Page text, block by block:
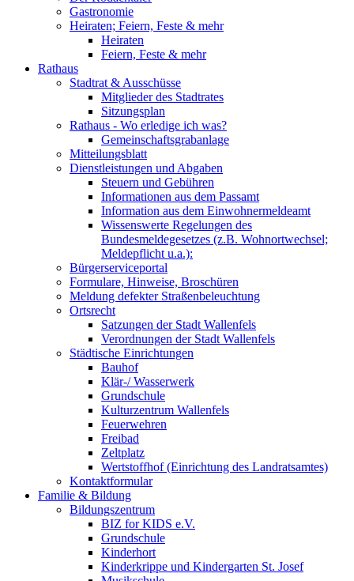
Gastronomie
Heiraten; Feiern, Feste & mehr
Heiraten
Feiern, Feste & mehr
Rathaus
Stadtrat & Ausschüsse
Mitglieder des Stadtrates
Sitzungsplan
Rathaus - Wo erledige ich was?
Gemeinschaftsgrabanlage
Mitteilungsblatt
Dienstleistungen und Abgaben
Steuern und Gebühren
Informationen aus dem Passamt
Information aus dem Einwohnermeldeamt
Wissenswerte Regelungen des
Bundesmeldegesetzes (z.B. Wohnortwechsel;
Meldepflicht u.a.):
Bürgerserviceportal
Formulare, Hinweise, Broschüren
Meldung defekter Straßenbeleuchtung
Ortsrecht
Satzungen der Stadt Wallenfels
Verordnungen der Stadt Wallenfels
Städtische Einrichtungen
Bauhof
Klär-/ Wasserwerk
Grundschule
Kulturzentrum Wallenfels
Feuerwehren
Freibad
Zeltplatz
Wertstoffhof (Einrichtung des Landratsamtes)
Kontaktformular
Familie & Bildung
Bildungszentrum
BIZ for KIDS e.V.
Grundschule
Kinderhort
Kinderkrippe und Kindergarten St. Josef